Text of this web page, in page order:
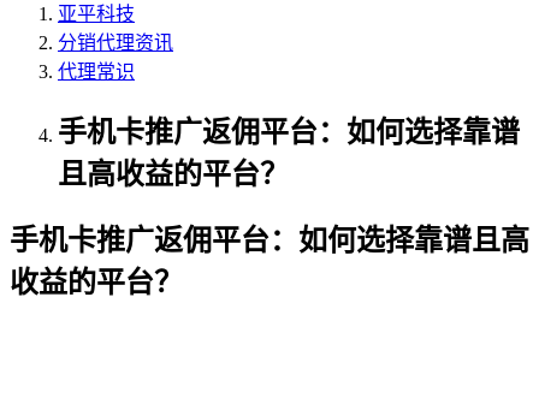
亚平科技
分销代理资讯
代理常识
手机卡推广返佣平台：如何选择靠谱
且高收益的平台？
手机卡推广返佣平台：如何选择靠谱且高
收益的平台？